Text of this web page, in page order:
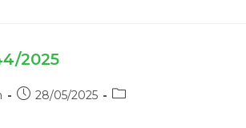
2025
28/05/2025